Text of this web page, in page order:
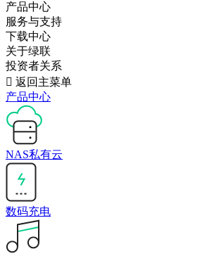
产品中心
服务与支持
下载中心
关于绿联
投资者关系
 返回主菜单
产品中心
NAS私有云
数码充电